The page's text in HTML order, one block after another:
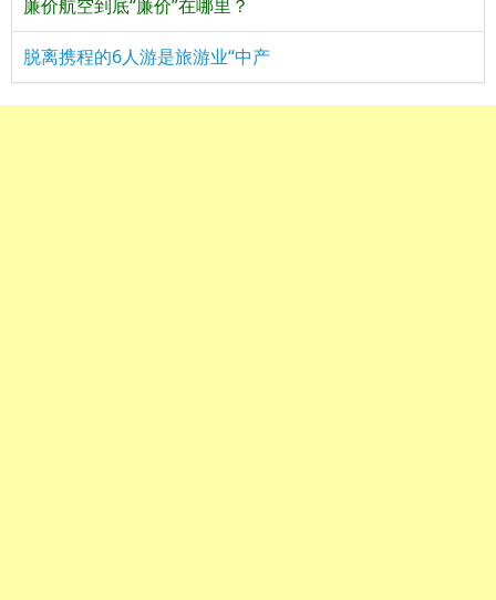
廉价航空到底“廉价”在哪里？
脱离携程的6人游是旅游业“中产